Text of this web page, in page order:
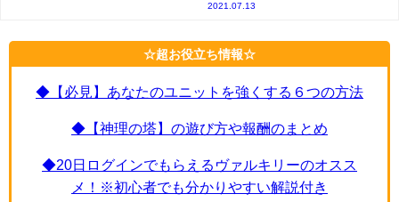
2021.07.13
☆超お役立ち情報☆
◆【必見】あなたのユニットを強くする６つの方法
◆【神理の塔】の遊び方や報酬のまとめ
◆20日ログインでもらえるヴァルキリーのオスス
メ！※初心者でも分かりやすい解説付き